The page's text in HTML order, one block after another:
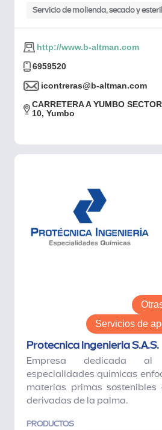
Servicio de molienda, secado y
http://www.b-altman.com
6959520
icontreras@b-altman.com
CARRETERA A YUMBO
10, Yumbo
Servicios de
Protecnica Ingenieria S.A.S.
Empresa dedicada
especialidades químicas
materias primas
derivadas de la palma.
PRODUCTOS